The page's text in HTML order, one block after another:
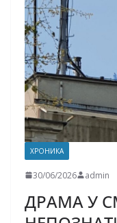
ХРОНИКА
30/06/2026 admin
ДРАМА У